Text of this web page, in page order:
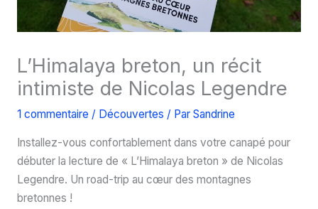
L’Himalaya breton, un récit
intimiste de Nicolas Legendre
1 commentaire / Découvertes / Par Sandrine
Installez-vous confortablement dans votre canapé pour
débuter la lecture de « L’Himalaya breton » de Nicolas
Legendre. Un road-trip au cœur des montagnes
bretonnes !